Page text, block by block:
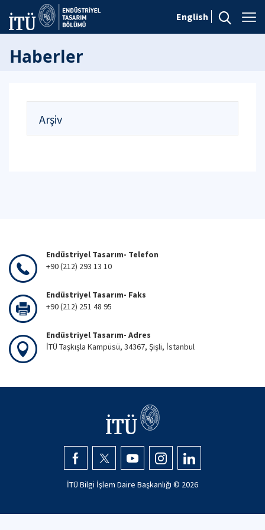
English
Haberler
Arşiv
Endüstriyel Tasarım- Telefon
+90 (212) 293 13 10
Endüstriyel Tasarım- Faks
+90 (212) 251 48 95
Endüstriyel Tasarım- Adres
İTÜ Taşkışla Kampüsü, 34367, Şişli, İstanbul
İTÜ Bilgi İşlem Daire Başkanlığı © 2026